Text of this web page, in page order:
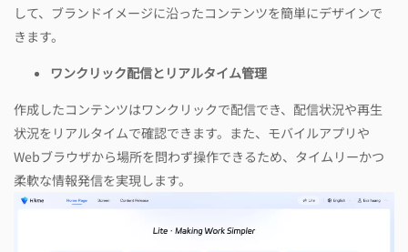
して、ブランドイメージに沿ったコンテンツを簡単にデザインで
きます。
ワンクリック配信とリアルタイム管理
作成したコンテンツはワンクリックで配信でき、配信状況や再生
状況をリアルタイムで確認できます。また、モバイルアプリや
Webブラウザから場所を問わず操作できるため、タイムリーかつ
柔軟な情報発信を実現します。